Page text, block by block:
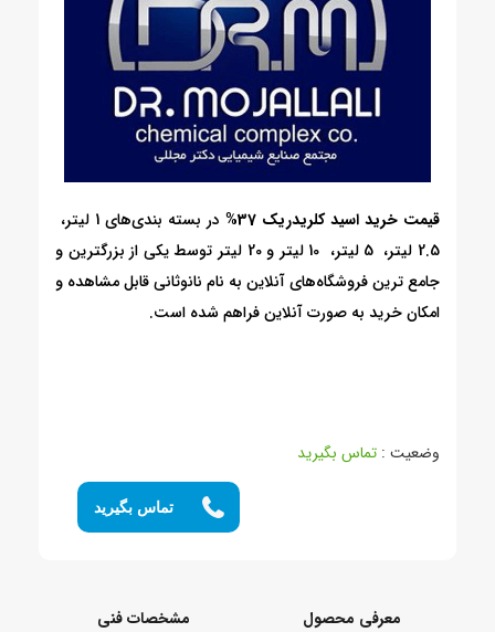
قیمت خرید اسید کلریدریک 37%
در بسته بندی‌های 1 لیتر،
2.5 لیتر، 5 لیتر، 10 لیتر و 20 لیتر توسط یکی از بزرگترین و
جامع ترین فروشگاه‌های آنلاین به نام نانوثانی قابل مشاهده و
امکان خرید به صورت آنلاین فراهم شده است.
وضعیت : تماس بگیرید
تماس بگیرید
معرفی محصول مشخصات فنی